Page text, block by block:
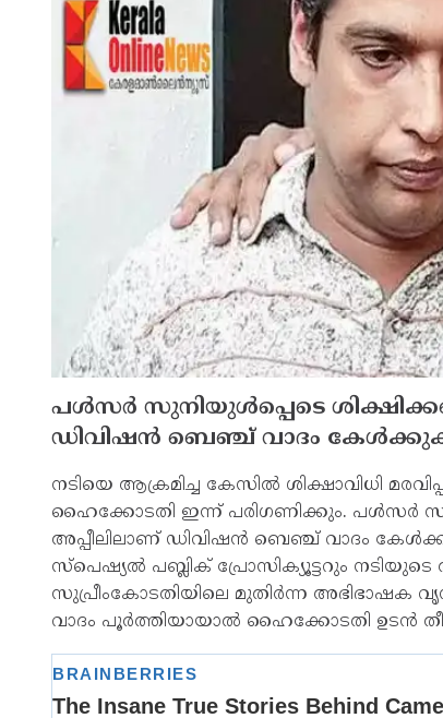
പള്‍സര്‍ സുനിയുള്‍പ്പെടെ
ഡിവിഷന്‍ ബെഞ്ച് വാദം
നടിയെ ആക്രമിച്ച കേസില്‍ ശിക്ഷാവിധി
ഹൈക്കോടതി ഇന്ന് പരിഗണിക്കും. പള്‍സര്‍
അപ്പീലിലാണ് ഡിവിഷന്‍ ബെഞ്ച് വാദം
സ്പെഷ്യല്‍ പബ്ലിക് പ്രോസിക്യൂട്ടറും
സുപ്രീംകോടതിയിലെ മുതിര്‍ന്ന അഭിഭാഷക
വാദം പൂര്‍ത്തിയായാല്‍ ഹൈക്കോടതി ഉടന്‍